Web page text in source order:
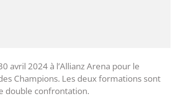
avril 2024 à l’Allianz Arena pour le
Champions. Les deux formations sont
double confrontation.